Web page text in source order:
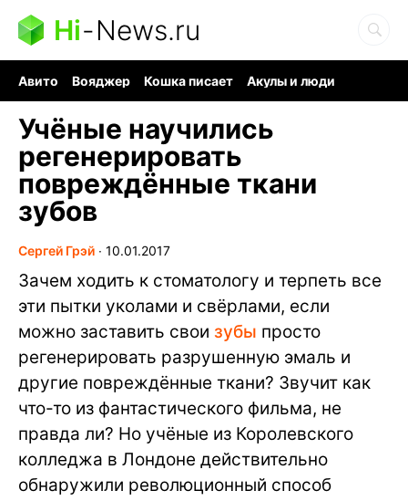
Hi-News.ru
Авито Вояджер Кошка писает
Акулы и люди
Учёные научились
регенерировать
повреждённые ткани
зубов
Сергей Грэй ∙ 10.01.2017
Зачем ходить к стоматологу и терпеть все
эти пытки уколами и свёрлами, если
можно заставить свои зубы просто
регенерировать разрушенную эмаль и
другие повреждённые ткани? Звучит как
что-то из фантастического фильма, не
правда ли? Но учёные из Королевского
колледжа в Лондоне действительно
обнаружили революционный способ